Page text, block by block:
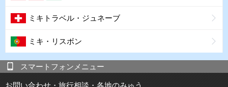
ミキトラベル・ジュネーブ
ミキ・リスボン
スマートフォンメニュー